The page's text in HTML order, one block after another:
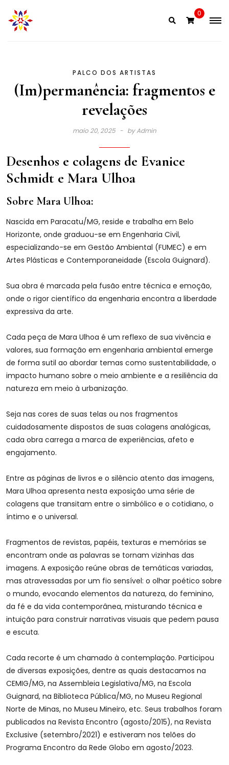
content
0
PALCO DOS ARTISTAS
(Im)permanência: fragmentos e
revelações
maio 20, 2025 byAdmin
Desenhos e colagens de Evanice
Schmidt e Mara Ulhoa
Sobre Mara Ulhoa:
Nascida em Paracatu/MG, reside e trabalha em Belo
Horizonte, onde graduou-se em Engenharia Civil,
especializando-se em Gestão Ambiental (FUMEC) e em
Artes Plásticas e Contemporaneidade (Escola Guignard).
Sua obra é marcada pela fusão entre técnica e emoção,
onde o rigor científico da engenharia encontra a liberdade
expressiva da arte.
Cada peça de Mara Ulhoa é um reflexo de sua vivência e
valores, sua formação em engenharia ambiental emerge
de forma sutil ao abordar temas como sustentabilidade, o
impacto humano sobre o meio ambiente e a resiliência da
natureza em meio à urbanização.
Seja nas cores de suas telas ou nos fragmentos
cuidadosamente dispostos de suas colagens analógicas,
cada obra carrega a marca de experiências, afeto e
engajamento.
Entre as páginas de livros e o silêncio atento das imagens,
Mara Ulhoa apresenta nesta exposição uma série de
colagens que transitam entre o simbólico e o cotidiano, o
íntimo e o universal.
Fragmentos de revistas, papéis, texturas e memórias se
encontram onde as palavras se tornam vizinhas das
imagens. A exposição reúne obras de temáticas variadas,
mas atravessadas por um fio sensível: o olhar poético sobre
o mundo, evocando elementos da natureza, do feminino,
da fé e da vida contemporânea, misturando técnica e
intuição para construir narrativas visuais que pedem pausa
e escuta.
Cada recorte é um chamado à contemplação. Participou
de diversas exposições, dentre as quais destacamos na
CEMIG/MG, na Assembleia Legislativa/MG, na Escola
Guignard, na Biblioteca Pública/MG, no Museu Regional
Norte de Minas, no Museu Mineiro, etc. Seus trabalhos foram
publicados na Revista Encontro (agosto/2015), na Revista
Exclusive (setembro/2021) e estiveram nos telões do
Programa Encontro da Rede Globo em agosto/2023.